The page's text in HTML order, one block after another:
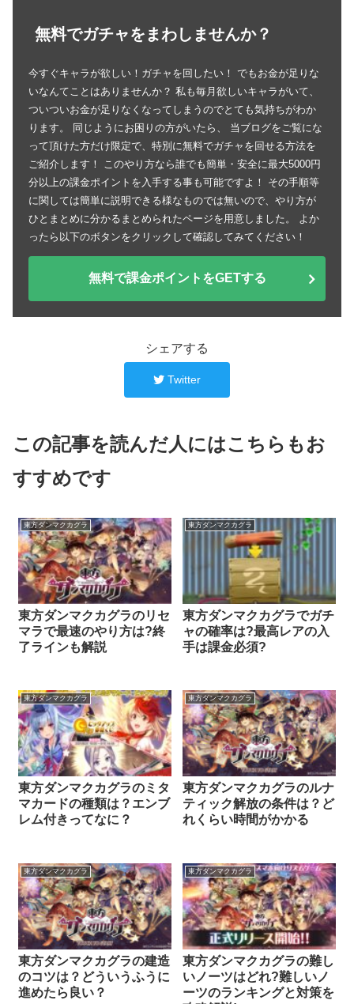
無料でガチャをまわしませんか？
今すぐキャラが欲しい！ガチャを回したい！ でもお金が足りな
いなんてことはありませんか？ 私も毎月欲しいキャラがいて、
ついついお金が足りなくなってしまうのでとても気持ちがわか
ります。 同じようにお困りの方がいたら、 当ブログをご覧にな
って頂けた方だけ限定で、特別に無料でガチャを回せる方法を
ご紹介します！ このやり方なら誰でも簡単・安全に最大5000円
分以上の課金ポイントを入手する事も可能ですよ！ その手順等
に関しては簡単に説明できる様なものでは無いので、やり方が
ひとまとめに分かるまとめられたページを用意しました。 よか
ったら以下のボタンをクリックして確認してみてください！
無料で課金ポイントをGETする
シェアする
Twitter
この記事を読んだ人にはこちらもお
すすめです
東方ダンマクカグラ
東方ダンマクカグラのリセ
マラで最速のやり方は?終
了ラインも解説
東方ダンマクカグラ
東方ダンマクカグラでガチ
ャの確率は?最高レアの入
手は課金必須?
東方ダンマクカグラ
東方ダンマクカグラのミタ
マカードの種類は？エンブ
レム付きってなに？
東方ダンマクカグラ
東方ダンマクカグラのルナ
ティック解放の条件は？ど
れくらい時間がかかる
東方ダンマクカグラ
東方ダンマクカグラの建造
のコツは？どういうふうに
進めたら良い？
東方ダンマクカグラ
東方ダンマクカグラの難し
いノーツはどれ?難しいノ
ーツのランキングと対策を